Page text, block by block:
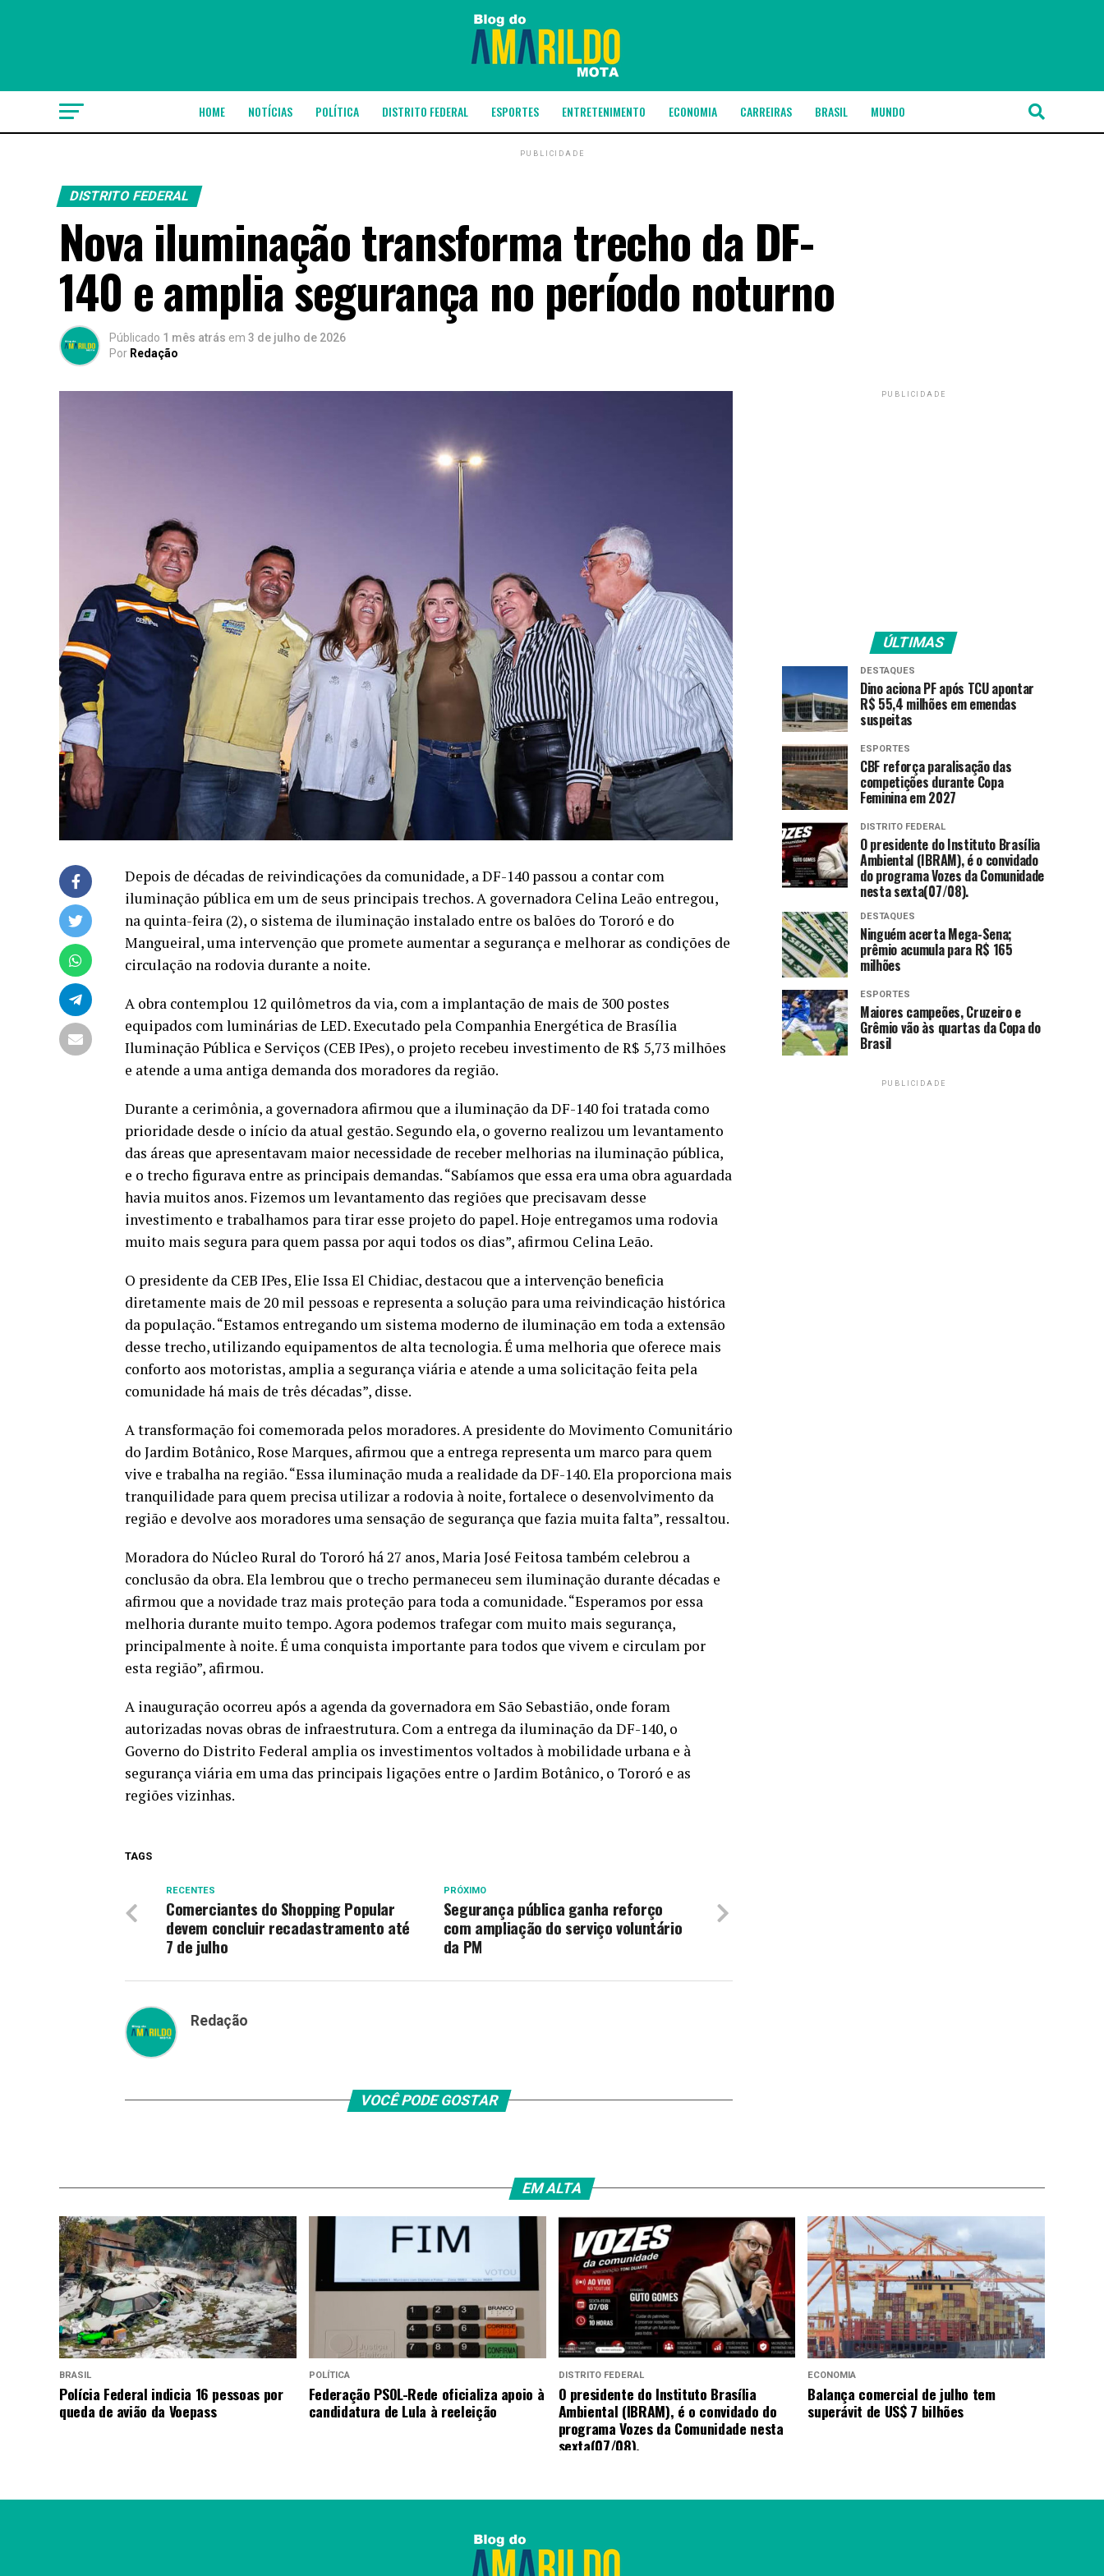
HOME NOTÍCIAS POLÍTICA DISTRITO FEDERAL ESPORTES ENTRETENIMENTO ECONOMIA CARREIRAS BRASIL MUNDO
PUBLICIDADE
DISTRITO FEDERAL
Nova iluminação transforma trecho da DF-
140 e amplia segurança no período noturno
Públicado 1 mês atrás em 3 de julho de 2026
Por Redação
Depois de décadas de reivindicações da comunidade, a DF-140 passou a contar com
iluminação pública em um de seus principais trechos. A governadora Celina Leão entregou,
na quinta-feira (2), o sistema de iluminação instalado entre os balões do Tororó e do
Mangueiral, uma intervenção que promete aumentar a segurança e melhorar as condições de
circulação na rodovia durante a noite.
A obra contemplou 12 quilômetros da via, com a implantação de mais de 300 postes
equipados com luminárias de LED. Executado pela Companhia Energética de Brasília
Iluminação Pública e Serviços (CEB IPes), o projeto recebeu investimento de R$ 5,73 milhões
e atende a uma antiga demanda dos moradores da região.
Durante a cerimônia, a governadora afirmou que a iluminação da DF-140 foi tratada como
prioridade desde o início da atual gestão. Segundo ela, o governo realizou um levantamento
das áreas que apresentavam maior necessidade de receber melhorias na iluminação pública,
e o trecho figurava entre as principais demandas. “Sabíamos que essa era uma obra aguardada
havia muitos anos. Fizemos um levantamento das regiões que precisavam desse
investimento e trabalhamos para tirar esse projeto do papel. Hoje entregamos uma rodovia
muito mais segura para quem passa por aqui todos os dias”, afirmou Celina Leão.
O presidente da CEB IPes, Elie Issa El Chidiac, destacou que a intervenção beneficia
diretamente mais de 20 mil pessoas e representa a solução para uma reivindicação histórica
da população. “Estamos entregando um sistema moderno de iluminação em toda a extensão
desse trecho, utilizando equipamentos de alta tecnologia. É uma melhoria que oferece mais
conforto aos motoristas, amplia a segurança viária e atende a uma solicitação feita pela
comunidade há mais de três décadas”, disse.
A transformação foi comemorada pelos moradores. A presidente do Movimento Comunitário
do Jardim Botânico, Rose Marques, afirmou que a entrega representa um marco para quem
vive e trabalha na região. “Essa iluminação muda a realidade da DF-140. Ela proporciona mais
tranquilidade para quem precisa utilizar a rodovia à noite, fortalece o desenvolvimento da
região e devolve aos moradores uma sensação de segurança que fazia muita falta”, ressaltou.
Moradora do Núcleo Rural do Tororó há 27 anos, Maria José Feitosa também celebrou a
conclusão da obra. Ela lembrou que o trecho permaneceu sem iluminação durante décadas e
afirmou que a novidade traz mais proteção para toda a comunidade. “Esperamos por essa
melhoria durante muito tempo. Agora podemos trafegar com muito mais segurança,
principalmente à noite. É uma conquista importante para todos que vivem e circulam por
esta região”, afirmou.
A inauguração ocorreu após a agenda da governadora em São Sebastião, onde foram
autorizadas novas obras de infraestrutura. Com a entrega da iluminação da DF-140, o
Governo do Distrito Federal amplia os investimentos voltados à mobilidade urbana e à
segurança viária em uma das principais ligações entre o Jardim Botânico, o Tororó e as
regiões vizinhas.
TAGS
PRÓXIMO
Segurança pública ganha reforço
com ampliação do serviço voluntário
da PM
RECENTES
Comerciantes do Shopping Popular
devem concluir recadastramento até
7 de julho
Redação
VOCÊ PODE GOSTAR
PUBLICIDADE
ÚLTIMAS
DESTAQUES
Dino aciona PF após TCU apontar
R$ 55,4 milhões em emendas
suspeitas
ESPORTES
CBF reforça paralisação das
competições durante Copa
Feminina em 2027
DISTRITO FEDERAL
O presidente do Instituto Brasília
Ambiental (IBRAM), é o convidado
do programa Vozes da Comunidade
nesta sexta(07/08).
DESTAQUES
Ninguém acerta Mega-Sena;
prêmio acumula para R$ 165
milhões
ESPORTES
Maiores campeões, Cruzeiro e
Grêmio vão às quartas da Copa do
Brasil
PUBLICIDADE
EM ALTA
BRASIL
Polícia Federal indicia 16 pessoas por
queda de avião da Voepass
POLÍTICA
Federação PSOL-Rede oficializa apoio à
candidatura de Lula à reeleição
DISTRITO FEDERAL
O presidente do Instituto Brasília
Ambiental (IBRAM), é o convidado do
programa Vozes da Comunidade nesta
sexta(07/08).
ECONOMIA
Balança comercial de julho tem
superávit de US$ 7 bilhões